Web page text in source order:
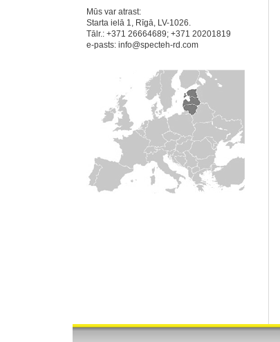
Mūs var atrast:
Starta ielā 1, Rīgā, LV-1026.
Tālr.: +371 26664689; +371 20201819
e-pasts: info@specteh-rd.com